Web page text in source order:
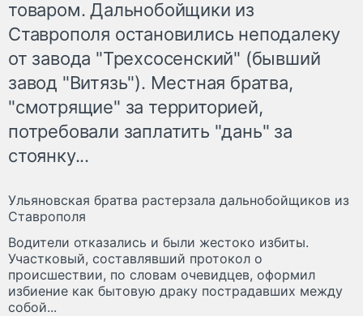
товаром. Дальнобойщики из
Ставрополя остановились неподалеку
от завода "Трехсосенский" (бывший
завод "Витязь"). Местная братва,
"смотрящие" за территорией,
потребовали заплатить "дань" за
стоянку...
Ульяновская братва растерзала дальнобойщиков из
Ставрополя
Водители отказались и были жестоко избиты.
Участковый, составлявший протокол о
происшествии, по словам очевидцев, оформил
избиение как бытовую драку пострадавших между
собой...